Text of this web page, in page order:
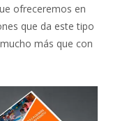
ofreceremos en
que da este tipo
más que con